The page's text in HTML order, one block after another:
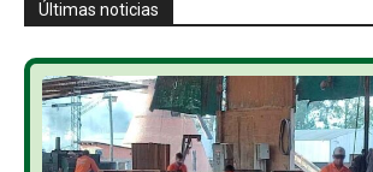
Últimas noticias